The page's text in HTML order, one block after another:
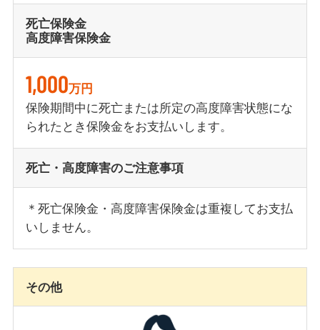
死亡保険金
高度障害保険金
1,000万円
保険期間中に死亡または所定の高度障害状態にな
られたとき保険金をお支払いします。
死亡・高度障害のご注意事項
＊死亡保険金・高度障害保険金は重複してお支払
いしません。
その他